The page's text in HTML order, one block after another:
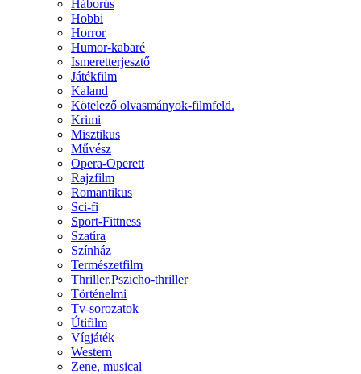
Háborús
Hobbi
Horror
Humor-kabaré
Ismeretterjesztő
Játékfilm
Kaland
Kötelező olvasmányok-filmfeld.
Krimi
Misztikus
Művész
Opera-Operett
Rajzfilm
Romantikus
Sci-fi
Sport-Fittness
Szatíra
Színház
Természetfilm
Thriller,Pszicho-thriller
Történelmi
Tv-sorozatok
Útifilm
Vígjáték
Western
Zene, musical